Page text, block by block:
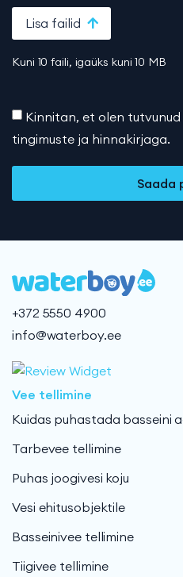
Lisa failid
Kuni 10 faili, igaüks kuni 10 MB
Kinnitan, et olen
tingimuste ja hinnakirjaga.
Saada
+372 5550 4900
info@waterboy.ee
Vee tellimine
Kuidas puhastada basseini
Tarbevee tellimine
Puhas joogivesi koju
Vesi ehitusobjektile
Basseinivee tellimine
Tiigivee tellimine